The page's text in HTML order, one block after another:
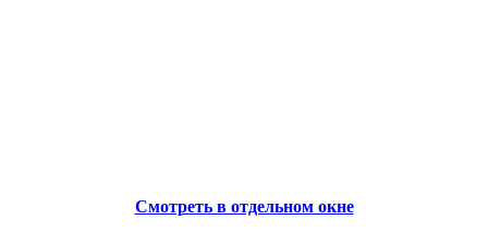
Смотреть в отдельном окне